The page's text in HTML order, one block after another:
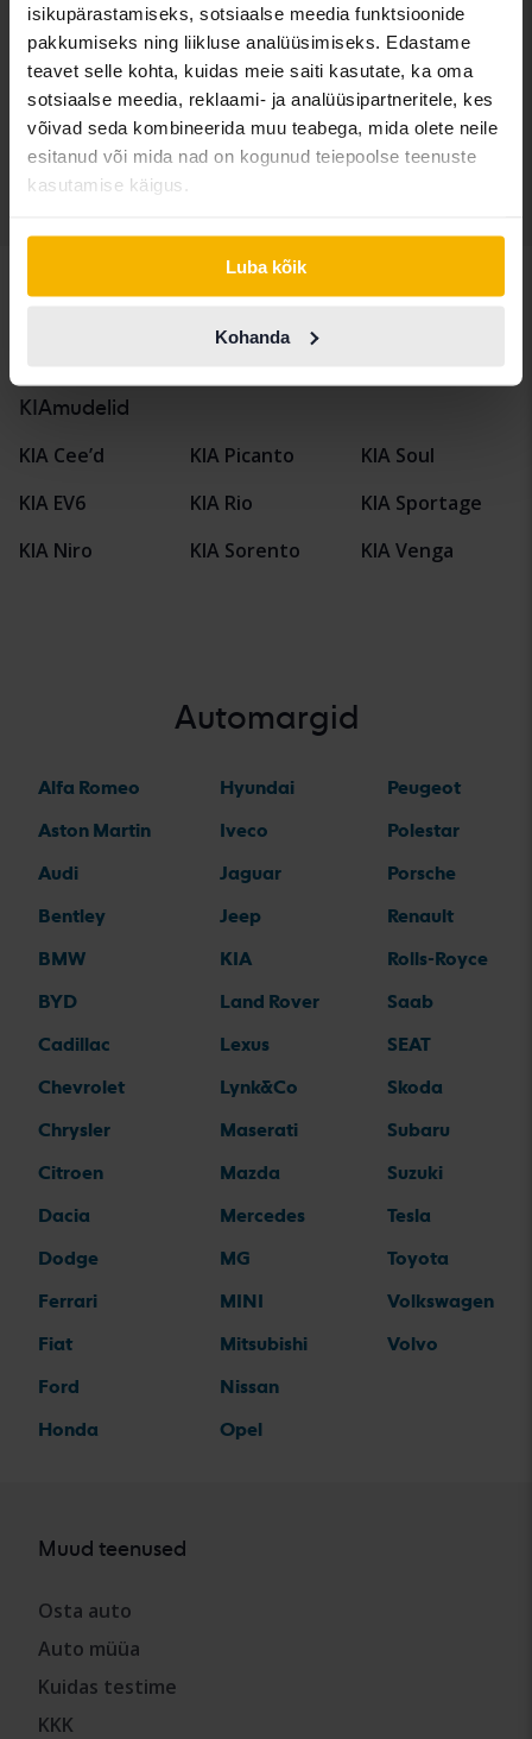
isikupärastamiseks, sotsiaalse meedia funktsioonide
pakkumiseks ning liikluse analüüsimiseks. Edastame
teavet selle kohta, kuidas meie saiti kasutate, ka oma
sotsiaalse meedia, reklaami- ja analüüsipartneritele, kes
võivad seda kombineerida muu teabega, mida olete neile
esitanud või mida nad on kogunud teiepoolse teenuste
kasutamise käigus.
Luba kõik
Kohanda
AWD
2023
89 470 km
Elektriline
Åkersberga (Runö)
Alghind: Tulevad varsti
Meie hindamine on teel
KIAmudelid
KIA Cee’d
KIA EV6
KIA Niro
KIA Picanto
KIA Rio
KIA Sorento
KIA Soul
KIA Sportage
KIA Venga
Automargid
Alfa Romeo
Aston Martin
Audi
Bentley
BMW
BYD
Cadillac
Chevrolet
Chrysler
Citroen
Dacia
Dodge
Ferrari
Fiat
Ford
Honda
Hyundai
Iveco
Jaguar
Jeep
KIA
Land Rover
Lexus
Lynk&Co
Maserati
Mazda
Mercedes
MG
MINI
Mitsubishi
Nissan
Opel
Peugeot
Polestar
Porsche
Renault
Rolls-Royce
Saab
SEAT
Skoda
Subaru
Suzuki
Tesla
Toyota
Volkswagen
Volvo
Muud teenused
Osta auto
Auto müüa
Kuidas testime
KKK